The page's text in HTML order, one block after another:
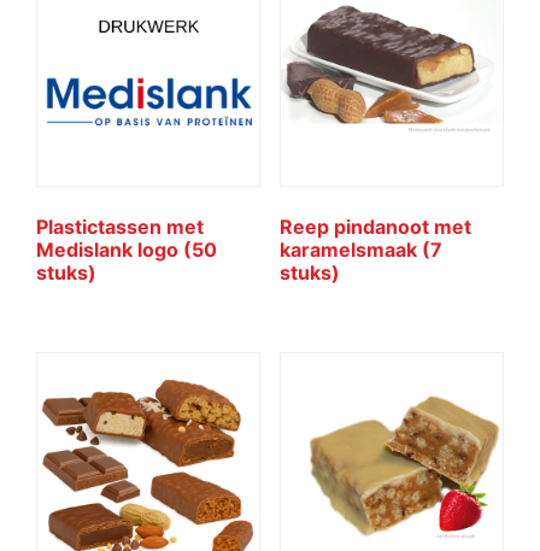
Plastictassen met
Medislank logo (50
stuks)
Reep pindanoot met
karamelsmaak (7
stuks)